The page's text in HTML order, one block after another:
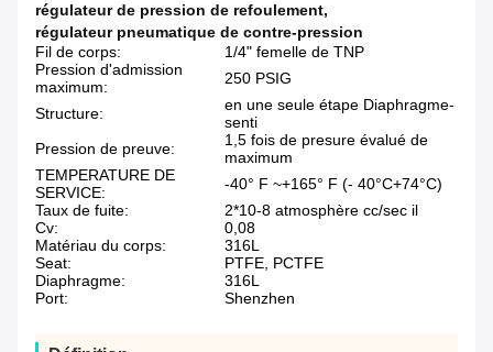
régulateur de pression de refoulement,
régulateur pneumatique de contre-pression
Fil de corps:
1/4" femelle de TNP
Pression d'admission
maximum:
250 PSIG
Structure:
en une seule étape Diaphragme-
senti
Pression de preuve:
1,5 fois de presure évalué de
maximum
TEMPERATURE DE
SERVICE:
-40° F ~+165° F (- 40°C+74°C)
Taux de fuite:
2*10-8 atmosphère cc/sec il
Cv:
0,08
Matériau du corps:
316L
Seat:
PTFE, PCTFE
Diaphragme:
316L
Port:
Shenzhen